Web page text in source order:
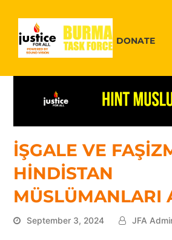
DONATE
İŞGALE VE
HİNDİSTAN
MÜSLÜMANLARI
September 3, 2024 JFA